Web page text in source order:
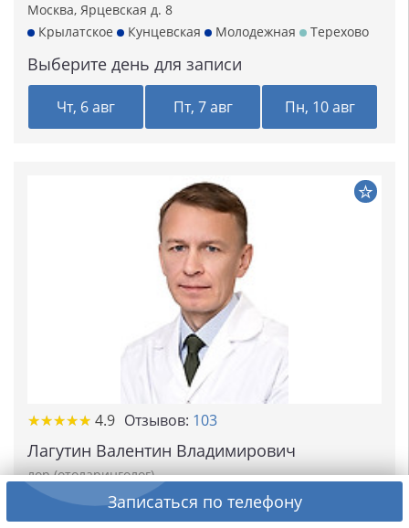
Москва, Ярцевская д. 8
Крылатское
Кунцевская Молодежная Терехово
Выберите день для записи
Чт, 6 авг Пт, 7 авг Пн, 10 авг
★★★★★
★★★★★ 4.9 Отзывов: 103
Лагутин Валентин Владимирович
лор (отоларинголог)
Стаж 29 лет Записаться по телефону